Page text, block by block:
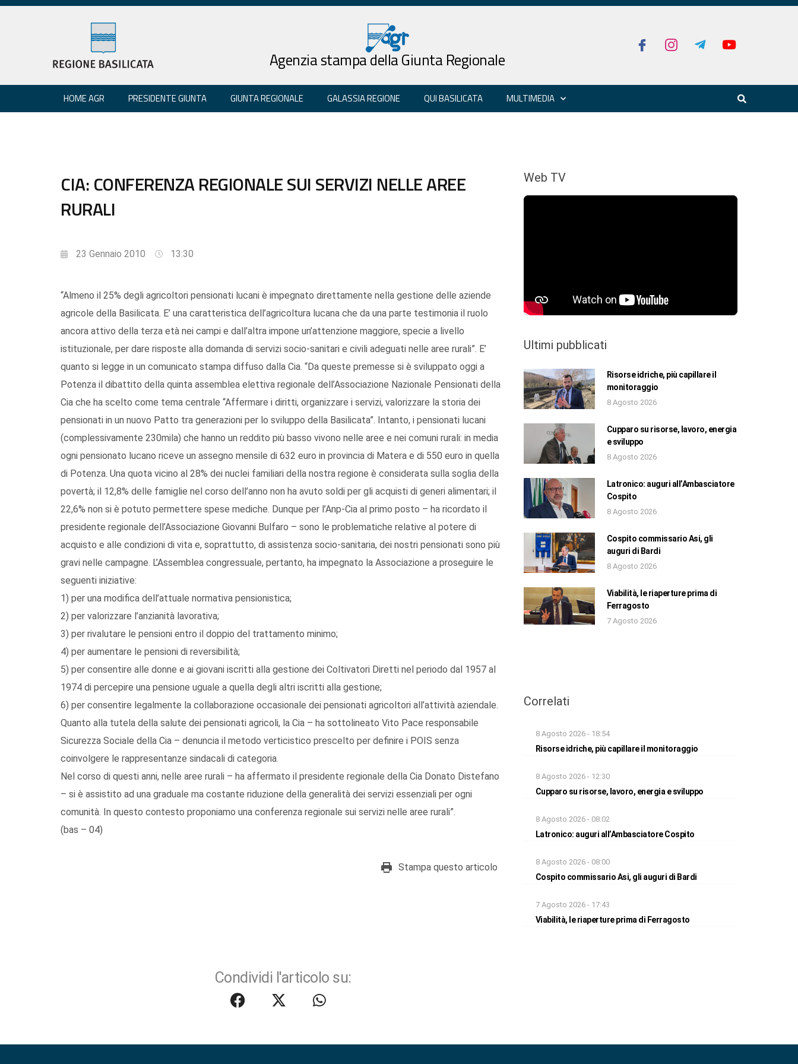
Agenzia stampa della Giunta Regionale
HOME AGR PRESIDENTE GIUNTA GIUNTA REGIONALE GALASSIA REGIONE QUI BASILICATA MULTIMEDIA
CIA: CONFERENZA REGIONALE SUI SERVIZI NELLE AREE
RURALI
23 Gennaio 2010 13:30
“Almeno il 25% degli agricoltori pensionati lucani è impegnato direttamente nella gestione delle aziende
agricole della Basilicata. E’ una caratteristica dell’agricoltura lucana che da una parte testimonia il ruolo
ancora attivo della terza età nei campi e dall’altra impone un’attenzione maggiore, specie a livello
istituzionale, per dare risposte alla domanda di servizi socio-sanitari e civili adeguati nelle aree rurali”. E’
quanto si legge in un comunicato stampa diffuso dalla Cia. “Da queste premesse si è sviluppato oggi a
Potenza il dibattito della quinta assemblea elettiva regionale dell’Associazione Nazionale Pensionati della
Cia che ha scelto come tema centrale “Affermare i diritti, organizzare i servizi, valorizzare la storia dei
pensionati in un nuovo Patto tra generazioni per lo sviluppo della Basilicata”. Intanto, i pensionati lucani
(complessivamente 230mila) che hanno un reddito più basso vivono nelle aree e nei comuni rurali: in media
ogni pensionato lucano riceve un assegno mensile di 632 euro in provincia di Matera e di 550 euro in quella
di Potenza. Una quota vicino al 28% dei nuclei familiari della nostra regione è considerata sulla soglia della
povertà; il 12,8% delle famiglie nel corso dell’anno non ha avuto soldi per gli acquisti di generi alimentari; il
22,6% non si è potuto permettere spese mediche. Dunque per l’Anp-Cia al primo posto – ha ricordato il
presidente regionale dell’Associazione Giovanni Bulfaro – sono le problematiche relative al potere di
acquisto e alle condizioni di vita e, soprattutto, di assistenza socio-sanitaria, dei nostri pensionati sono più
gravi nelle campagne. L’Assemblea congressuale, pertanto, ha impegnato la Associazione a proseguire le
seguenti iniziative:
1) per una modifica dell’attuale normativa pensionistica;
2) per valorizzare l’anzianità lavorativa;
3) per rivalutare le pensioni entro il doppio del trattamento minimo;
4) per aumentare le pensioni di reversibilità;
5) per consentire alle donne e ai giovani iscritti alla gestione dei Coltivatori Diretti nel periodo dal 1957 al
1974 di percepire una pensione uguale a quella degli altri iscritti alla gestione;
6) per consentire legalmente la collaborazione occasionale dei pensionati agricoltori all’attività aziendale.
Quanto alla tutela della salute dei pensionati agricoli, la Cia – ha sottolineato Vito Pace responsabile
Sicurezza Sociale della Cia – denuncia il metodo verticistico prescelto per definire i POIS senza
coinvolgere le rappresentanze sindacali di categoria.
Nel corso di questi anni, nelle aree rurali – ha affermato il presidente regionale della Cia Donato Distefano
– si è assistito ad una graduale ma costante riduzione della generalità dei servizi essenziali per ogni
comunità. In questo contesto proponiamo una conferenza regionale sui servizi nelle aree rurali”.
(bas – 04)
Stampa questo articolo
Condividi l'articolo su:
Web TV
Ultimi pubblicati
Risorse idriche, più capillare il
monitoraggio
8 Agosto 2026
Cupparo su risorse, lavoro, energia
e sviluppo
8 Agosto 2026
Latronico: auguri all’Ambasciatore
Cospito
8 Agosto 2026
Cospito commissario Asi, gli
auguri di Bardi
8 Agosto 2026
Viabilità, le riaperture prima di
Ferragosto
7 Agosto 2026
Correlati
8 Agosto 2026 - 18:54
Risorse idriche, più capillare il monitoraggio
8 Agosto 2026 - 12:30
Cupparo su risorse, lavoro, energia e sviluppo
8 Agosto 2026 - 08:02
Latronico: auguri all’Ambasciatore Cospito
8 Agosto 2026 - 08:00
Cospito commissario Asi, gli auguri di Bardi
7 Agosto 2026 - 17:43
Viabilità, le riaperture prima di Ferragosto